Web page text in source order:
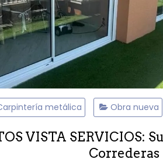
metálica Obra nueva
VISTA SERVICIOS:
Correderas